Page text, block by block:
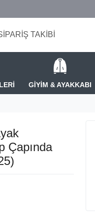
TAKİBİ
GİYİM & AYAKKABI
Çapında